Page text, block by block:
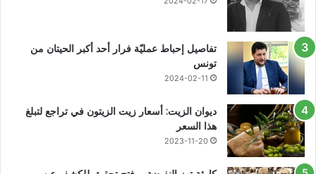
تفاصيل إحباط عمليّة فرار أحد أكبر الحيتان من
تونس
2024-02-11
ديوان الزيت: أسعار زيت الزيتون في تراجع لتبلغ
هذا السعر
2023-11-20